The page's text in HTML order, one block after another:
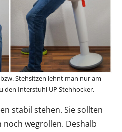
Stehsitzen lehnt man nur am
den Interstuhl UP Stehhocker.
stabil stehen. Sie sollten
wegrollen. Deshalb